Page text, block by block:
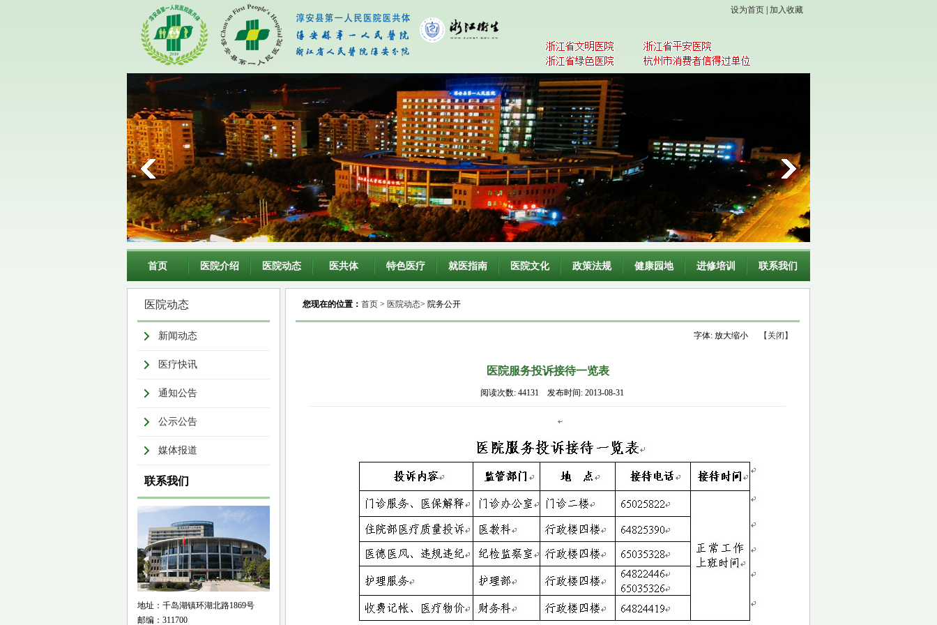
设为首页 加入收藏
首页 医院介绍 医院动态 医共体 特色医疗 就医指南 医院文化 政策法规 健康园地 进修培训 联系我们
医院动态
新闻动态
医疗快讯
通知公告
公示公告
媒体报道
联系我们
地址：千岛湖镇环湖北路1869号
邮编：311700
您现在的位置： 首页 > 医院动态> 院务公开
【关闭】
字体: 放大缩小
医院服务投诉接待一览表
阅读次数: 44131 发布时间: 2013-08-31